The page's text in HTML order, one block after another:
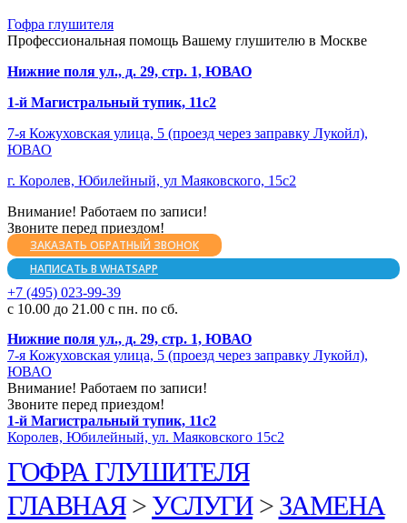
Гофра глушителя
Профессиональная помощь Вашему глушителю в Москве
Нижние поля ул., д. 29, стр. 1, ЮВАО
1-й Магистральный тупик, 11с2
7-я Кожуховская улица, 5 (проезд через заправку Лукойл),
ЮВАО
г. Королев, Юбилейный, ул Маяковского, 15с2
Внимание! Работаем по записи!
Звоните перед приездом!
ЗАКАЗАТЬ ОБРАТНЫЙ ЗВОНОК
НАПИСАТЬ В WHATSAPP
+7 (495) 023-99-39
с 10.00 до 21.00 с пн. по сб.
Нижние поля ул., д. 29, стр. 1, ЮВАО
7-я Кожуховская улица, 5 (проезд через заправку Лукойл),
ЮВАО
Внимание! Работаем по записи!
Звоните перед приездом!
1-й Магистральный тупик, 11с2
Королев, Юбилейный, ул. Маяковского 15с2
ГОФРА ГЛУШИТЕЛЯ
ГЛАВНАЯ> УСЛУГИ> ЗАМЕНА